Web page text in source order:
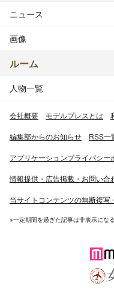
ニュース
画像
ルーム
人物一覧
会社概要 モデルプレスとは
編集部からのお知らせ RSS一
アプリケーションプライバシー
情報提供・広告掲載・お問い合
当サイトコンテンツの無断複
※一定期間を過ぎた記事は非表示にな